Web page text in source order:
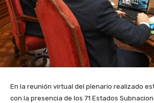
En la reunión virtual del plenario realizado
con la presencia de los 71 Estados